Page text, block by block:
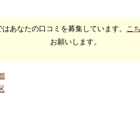
あなたの口コミを募集しています。
こ
お願いします。